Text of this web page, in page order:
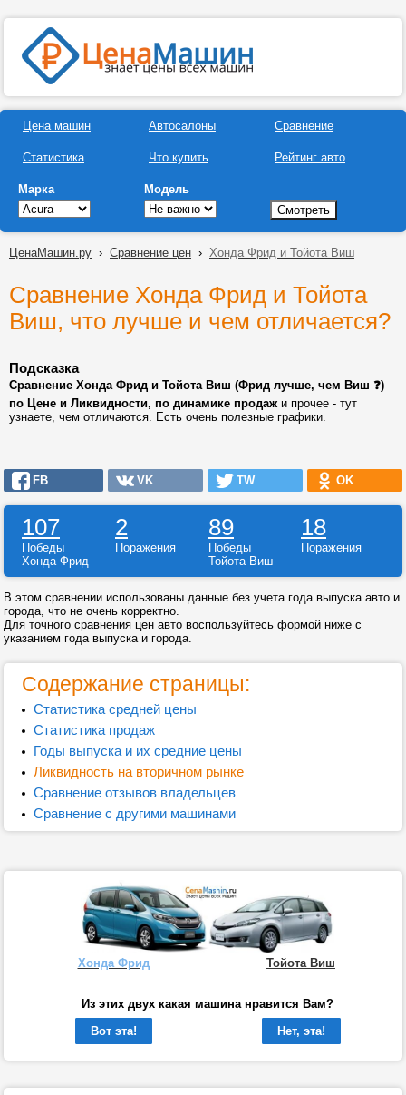
Цена машин
Статистика
Автосалоны
Что купить
Сравнение
Рейтинг авто
Марка Модель
ЦенаМашин.ру › Сравнение цен › Хонда Фрид и Тойота Виш
Сравнение Хонда Фрид и Тойота
Виш, что лучше и чем отличается?
Подсказка
Сравнение Хонда Фрид и Тойота Виш (Фрид лучше, чем Виш ❓)
по Цене и Ликвидности, по динамике продажи прочее - тут
узнаете, чем отличаются. Есть очень полезные графики.
FB VK TW OK
107 2 89 18
Победы Поражения Победы
Поражения
Хонда Фрид
Тойота Виш
В этом сравнении использованы данные без учета года выпуска авто и
города, что не очень корректно.
Для точного сравнения цен авто воспользуйтесь формой ниже с
указанием года выпуска и города.
Содержание страницы:
Статистика средней цены
Статистика продаж
Годы выпуска и их средние цены
Ликвидность на вторичном рынке
Сравнение отзывов владельцев
Сравнение с другими машинами
Хонда Фрид Тойота Виш
Из этих двух какая машина нравится Вам?
Вот эта!
Нет, эта!